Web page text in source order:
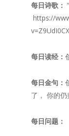
每日诗歌：
https://
每日读经：
每日金句：
了， 你的仍
每日问题：